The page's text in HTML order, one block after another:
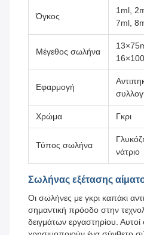
Όγκος
1ml,
7ml,
Μέγεθος σωλήνα
Εφαρμογή
Χρώμα Γκρι
Τύπος σωλήνα
νάτριο
Σωλήνας εξέτασης
Οι σωλήνες με γκρι καπάκι
σημαντική πρόοδο στην
δειγμάτων εργαστηρίου. Αυτοί